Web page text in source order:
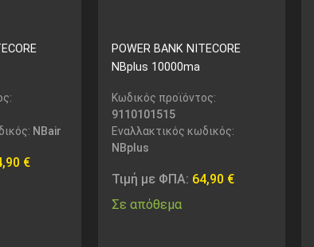
NBair
€
POWER BANK NITECORE
NBplus 10000ma
Κωδικός προϊόντος:
9110101515
Εναλλακτικός κωδικός:
NBplus
Τιμή με ΦΠΑ: 64,90 €
Σε απόθεμα